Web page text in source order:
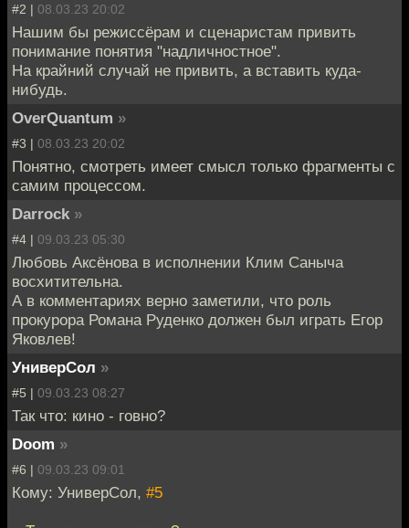
#2 | 08.03.23 20:02
Нашим бы режиссёрам и сценаристам привить
понимание понятия "надличностное".
На крайний случай не привить, а вставить куда-
нибудь.
OverQuantum »
#3 | 08.03.23 20:02
Понятно, смотреть имеет смысл только фрагменты с
самим процессом.
Darrock »
#4 | 09.03.23 05:30
Любовь Аксёнова в исполнении Клим Саныча
восхитительна.
А в комментариях верно заметили, что роль
прокурора Романа Руденко должен был играть Егор
Яковлев!
УниверСол »
#5 | 09.03.23 08:27
Так что: кино - говно?
Doom »
#6 | 09.03.23 09:01
Кому: УниверСол, #5